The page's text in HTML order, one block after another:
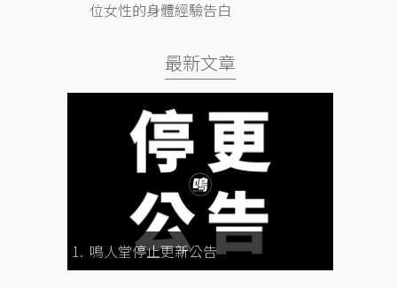
位女性的身體經驗告白
最新文章
鳴人堂停止更新公告